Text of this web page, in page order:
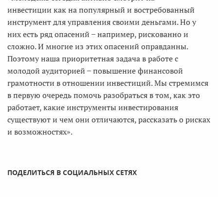
инвестиции как на популярный и востребованный
инструмент для управления своими деньгами. Но у
них есть ряд опасений ̶ например, рискованно и
сложно. И многие из этих опасений оправданны.
Поэтому наша приоритетная задача в работе с
молодой аудиторией ̶ повышение финансовой
грамотности в отношении инвестиций. Мы стремимся
в первую очередь помочь разобраться в том, как это
работает, какие инструменты инвестирования
существуют и чем они отличаются, рассказать о рисках
и возможностях».
ПОДЕЛИТЬСЯ В СОЦИАЛЬНЫХ СЕТЯХ